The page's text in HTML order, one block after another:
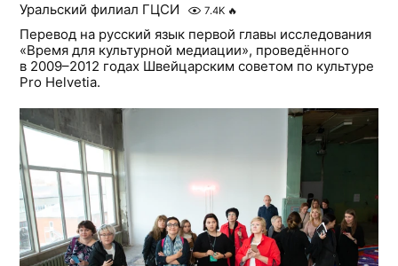
Уральский филиал ГЦСИ 7.4K 🔥
Перевод на русский язык первой главы исследования
«Время для культурной медиации», проведённого
в 2009–2012 годах Швейцарским советом по культуре
Pro Helvetia.